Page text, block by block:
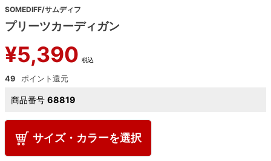
SOMEDIFF/サムディフ
プリーツカーディガン
¥5,390 税込
49
商品番号 68819
サイズ・カラーを選択